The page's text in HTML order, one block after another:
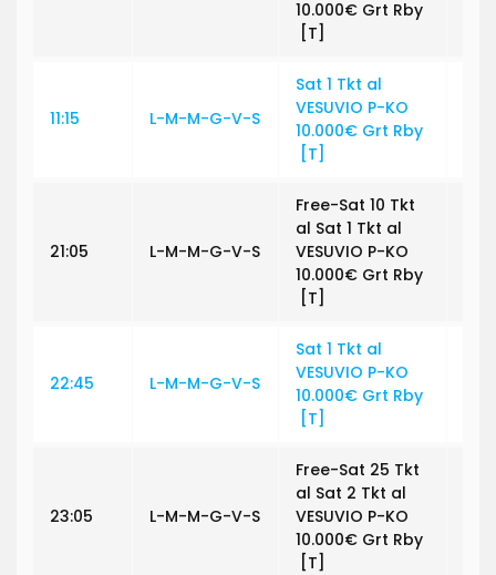
10.000€ Grt Rby
[T]
11:15 L-M-M-G-V-S
Sat 1 Tkt al
VESUVIO P-KO
10.000€ Grt Rby
[T]
21:05 L-M-M-G-V-S
Free-Sat 10 Tkt
al Sat 1 Tkt al
VESUVIO P-KO
10.000€ Grt Rby
[T]
22:45 L-M-M-G-V-S
Sat 1 Tkt al
VESUVIO P-KO
10.000€ Grt Rby
[T]
23:05 L-M-M-G-V-S
Free-Sat 25 Tkt
al Sat 2 Tkt al
VESUVIO P-KO
10.000€ Grt Rby
[T]